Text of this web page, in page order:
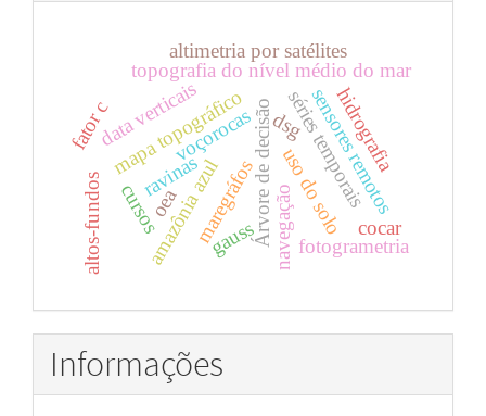
data verticais
topografia do nível médio do mar
amazônia azul
voçorocas
ravinas uso do solo
Árvore de decisão
altimetria por satélites
mapa topográfico séries temporais
maregráfos sensores remotos
hidrografia
altos-fundos navegação fotogrametria
cocar
dsg
fator c
gauss
oea
cursos
Informações